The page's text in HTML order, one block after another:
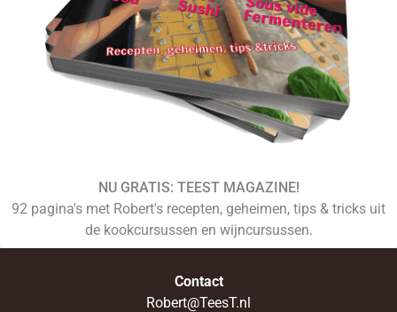
NU GRATIS: TEEST MAGAZINE!
92 pagina's met Robert's recepten, geheimen, tips & tricks uit
de kookcursussen en wijncursussen.
Contact
Robert@TeesT.nl